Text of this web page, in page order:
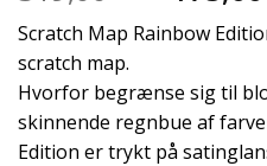
Scratch Map Rainbow
scratch map.
Hvorfor begrænse sig til
skinnende regnbue af
Edition er trykt på